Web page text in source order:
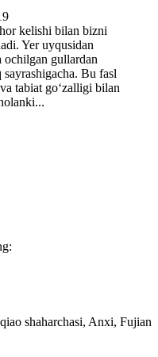
kelishi bilan bizni
Yer uyqusidan
ochilgan gullardan
Bu fasl
tabiat go‘zalligi bilan
shaharchasi, Anxi, Fujian